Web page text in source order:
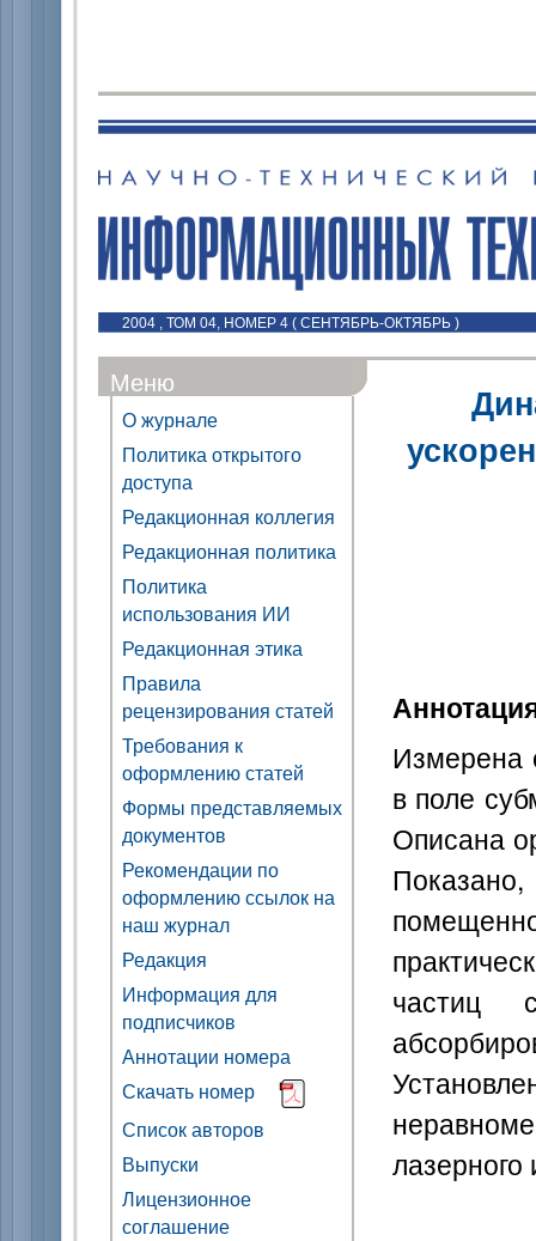
2004 , ТОМ 04, НОМЕР 4 ( СЕНТЯБРЬ-ОКТЯБРЬ )
Меню
О журнале
Политика открытого
доступа
Редакционная коллегия
Редакционная политика
Политика
использования ИИ
Редакционная этика
Правила
рецензирования статей
Требования к
оформлению статей
Формы представляемых
документов
Рекомендации по
оформлению ссылок на
наш журнал
Редакция
Информация для
подписчиков
Аннотации номера
Скачать номер
Список авторов
Выпуски
Лицензионное
соглашение
Измерена
в поле
Описана
частиц